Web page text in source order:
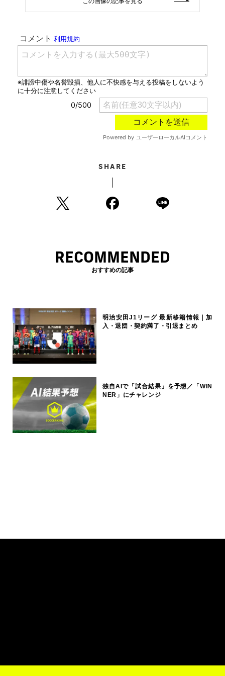
SHARE
RECOMMENDED
おすすめの記事
明治安田J1リーグ 最新移籍情報｜加
入・退団・契約満了・引退まとめ
独自AIで「試合結果」を予想／「WIN
NER」にチャレンジ